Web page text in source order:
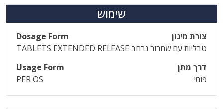
שימוש
צורת מינון
Dosage Form
טבליות עם שחרור נרחב TABLETS EXTENDED RELEASE
דרך מתן
Usage Form
פומי
PER OS